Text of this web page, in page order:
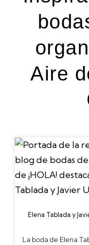
Aire
Elena Tablada y
La boda de Elena